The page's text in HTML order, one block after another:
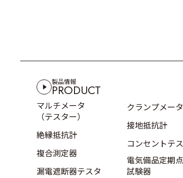
製品情報
PRODUCT
マルチメータ
（テスター）
絶縁抵抗計
複合測定器
漏電遮断器テスタ
クランプメータ
接地抵抗計
コンセントテ
電気備品定期
試験器